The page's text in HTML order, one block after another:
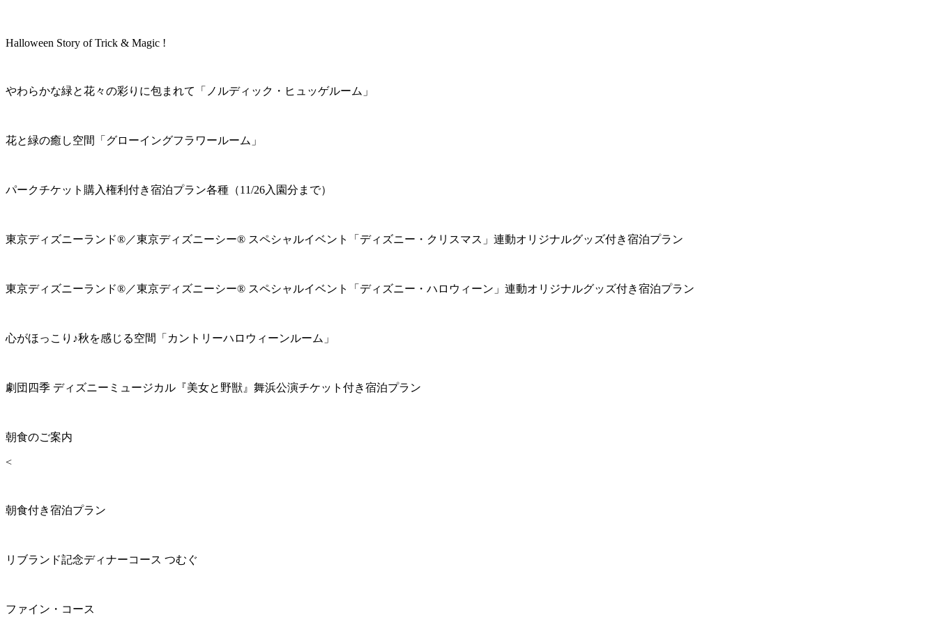
Halloween Story of Trick & Magic !
やわらかな緑と花々の彩りに包まれて「ノルディック・ヒュッゲルーム」
花と緑の癒し空間「グローイングフラワールーム」
パークチケット購入権利付き宿泊プラン各種（11/26入園分まで）
東京ディズニーランド®／東京ディズニーシー® スペシャルイベント「ディズニー・クリスマス」連動オリジナルグッズ付き宿泊プラン
東京ディズニーランド®／東京ディズニーシー® スペシャルイベント「ディズニー・ハロウィーン」連動オリジナルグッズ付き宿泊プラン
心がほっこり♪秋を感じる空間「カントリーハロウィーンルーム」
劇団四季 ディズニーミュージカル『美女と野獣』舞浜公演チケット付き宿泊プラン
朝食のご案内
<
朝食付き宿泊プラン
リブランド記念ディナーコース つむぐ
ファイン・コース